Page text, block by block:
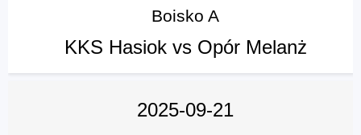
Boisko A
KKS Hasiok vs Opór Melanż
2025-09-21